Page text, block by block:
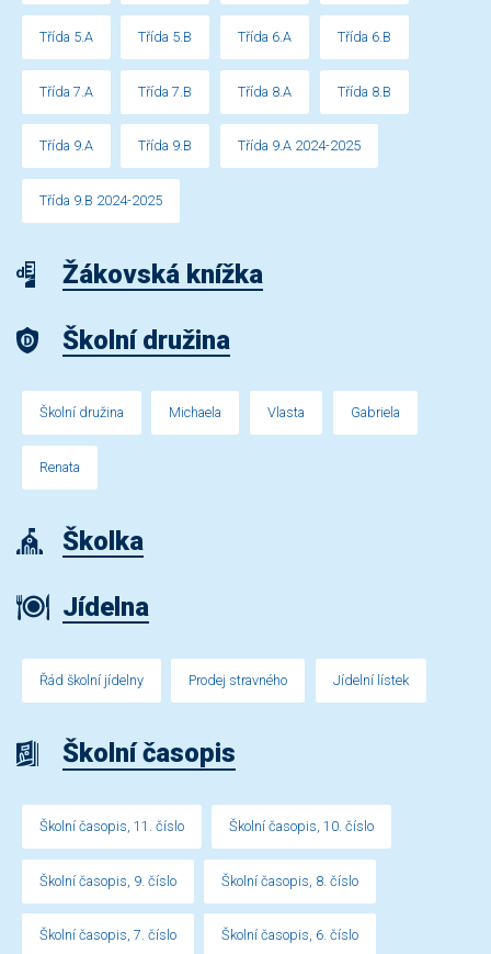
Třída 5.A Třída 5.B Třída 6.A Třída 6.B
Třída 7.A Třída 7.B Třída 8.A Třída 8.B
Třída 9.A Třída 9.B Třída 9.A 2024-2025
Třída 9.B 2024-2025
Žákovská knížka
Školní družina
Školní družina Michaela Vlasta Gabriela
Renata
Školka
Jídelna
Řád školní jídelny Prodej stravného Jídelní lístek
Školní časopis
Školní časopis, 11. číslo Školní časopis, 10. číslo
Školní časopis, 9. číslo Školní časopis, 8. číslo
Školní časopis, 7. číslo Školní časopis, 6. číslo